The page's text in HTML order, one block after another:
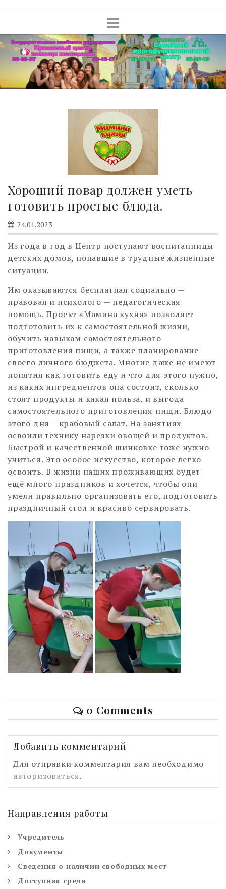
Хороший повар должен уметь
готовить простые блюда.
24.01.2023
Из года в год в Центр поступают воспитанницы
детских домов, попавшие в трудные жизненные
ситуации.
Им оказываются бесплатная социально —
правовая и психолого — педагогическая
помощь. Проект «Мамина кухня» позволяет
подготовить их к самостоятельной жизни,
обучить навыкам самостоятельного
приготовления пищи, а также планирование
своего личного бюджета. Многие даже не имеют
понятия как готовить еду и что для этого нужно,
из каких ингредиентов она состоит, сколько
стоят продукты и какая польза, и выгода
самостоятельного приготовления пищи. Блюдо
этого дня – крабовый салат. На занятиях
освоили технику нарезки овощей и продуктов.
Быстрой и качественной шинковке тоже нужно
учиться. Это особое искусство, которое легко
освоить. В жизни наших проживающих будет
ещё много праздников и хочется, чтобы они
умели правильно организовать его, подготовить
праздничный стол и красиво сервировать.
0 Comments
Добавить комментарий
Для отправки комментария вам необходимо
авторизоваться.
Направления работы
Учредитель
Документы
Сведения о наличии свободных мест
Доступная среда